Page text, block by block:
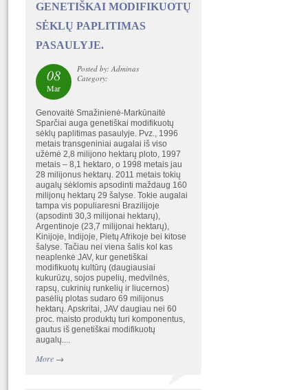
GENETIŠKAI MODIFIKUOTŲ
SĖKLŲ PAPLITIMAS
PASAULYJE.
08
Mar
Posted by: Adminas
Category:
Genovaitė Smažinienė-Markūnaitė
Sparčiai auga genetiškai modifikuotų
sėklų paplitimas pasaulyje. Pvz., 1996
metais transgeniniai augalai iš viso
užėmė 2,8 milijono hektarų ploto, 1997
metais – 8,1 hektaro, o 1998 metais jau
28 milijonus hektarų. 2011 metais tokių
augalų sėklomis apsodinti maždaug 160
milijonų hektarų 29 šalyse. Tokie augalai
tampa vis populiaresni Brazilijoje
(apsodinti 30,3 milijonai hektarų),
Argentinoje (23,7 milijonai hektarų),
Kinijoje, Indijoje, Pietų Afrikoje bei kitose
šalyse. Tačiau nei viena šalis kol kas
neaplenkė JAV, kur genetiškai
modifikuotų kultūrų (daugiausiai
kukurūzų, sojos pupelių, medvilnės,
rapsų, cukrinių runkelių ir liucernos)
pasėlių plotas sudaro 69 milijonus
hektarų. Apskritai, JAV daugiau nei 60
proc. maisto produktų turi komponentus,
gautus iš genetiškai modifikuotų
augalų....
More→